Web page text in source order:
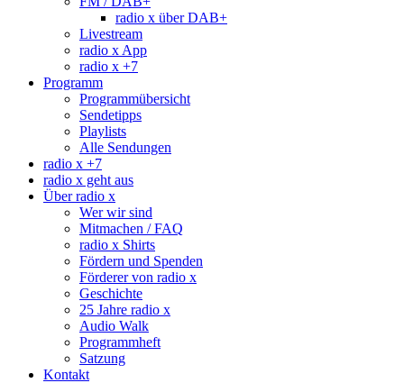
radio x über DAB+
Livestream
radio x App
radio x +7
Programm
Programmübersicht
Sendetipps
Playlists
Alle Sendungen
radio x +7
radio x geht aus
Über radio x
Wer wir sind
Mitmachen / FAQ
radio x Shirts
Fördern und Spenden
Förderer von radio x
Geschichte
25 Jahre radio x
Audio Walk
Programmheft
Satzung
Kontakt